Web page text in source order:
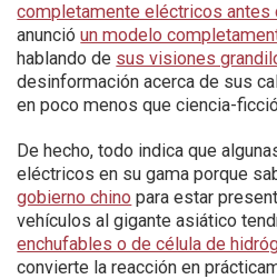
completamente eléctricos antes
anuncióun modelo
hablando de sus visiones
desinformación acerca de sus
en poco menos que ciencia-
De hecho, todo indica que
eléctricos en su gama porque
gobierno chino para estar
vehículos al gigante asiático
enchufables o de célula de
convierte la reacción en